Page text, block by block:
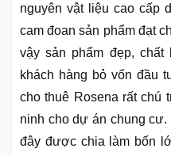
nguyên vật liệu cao cấp
cam đoan sản phẩm đạt
vậy sản phẩm đẹp,
khách hàng bỏ vốn đầu
cho thuê Rosena rất chú
ninh cho dự án chung
đây được chia làm bốn